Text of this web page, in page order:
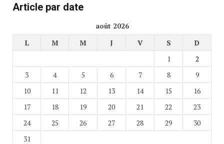
Article par date
août 2026
L
M M J V S
D
1
2
3
4 5 6 7 8
9
10
11 12 13 14 15
16
17
18 19 20 21 22
23
24
25 26 27 28 29
30
31